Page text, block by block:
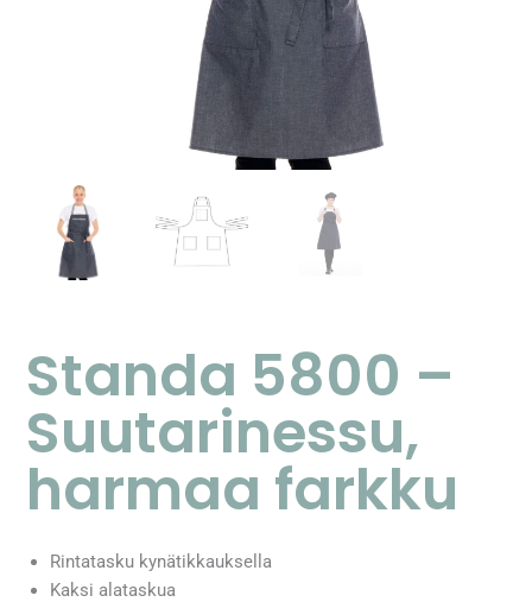
Standa 5800 –
Suutarinessu,
harmaa farkku
Rintatasku kynätikkauksella
Kaksi alataskua